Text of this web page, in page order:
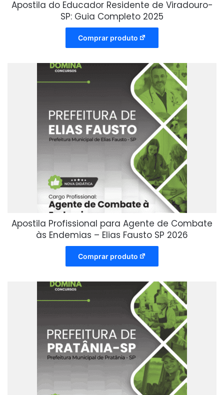
Apostila do Educador Residente de Viradouro-
SP: Guia Completo 2025
Comprar produto
Apostila Profissional para Agente de Combate
às Endemias – Elias Fausto SP 2026
Comprar produto